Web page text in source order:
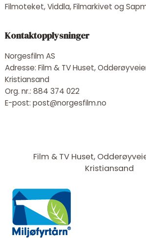
Filmoteket, Viddla, Filmarkivet og
Kontaktopplysninger
Norgesfilm AS
Adresse: Film & TV Huset,
Kristiansand
Org. nr.: 884 374 022
E-post: post@norgesfilm.no
Film & TV Huset,
Kristiansand